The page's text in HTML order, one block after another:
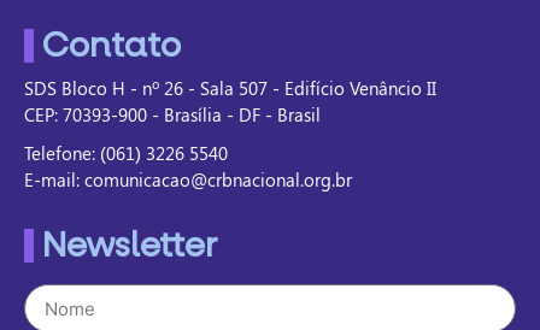
Contato
SDS Bloco H - nº 26 - Sala 507 - Edifício Venâncio II
CEP: 70393-900 - Brasília - DF - Brasil
Telefone: (061) 3226 5540
E-mail: comunicacao@crbnacional.org.br
Newsletter